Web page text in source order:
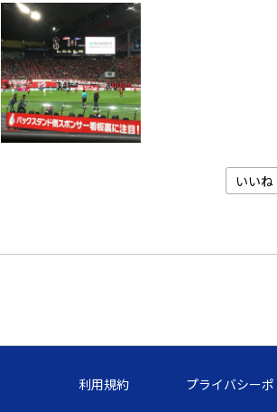
いいね
利用規約 プライバシー